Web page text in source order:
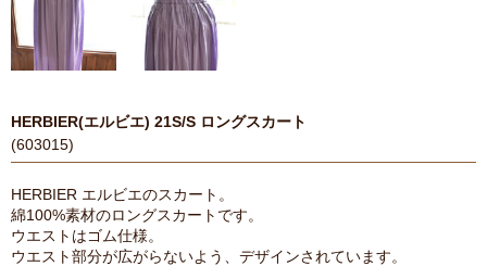
HERBIER(エルビエ) 21S/S ロングスカート
(603015)
HERBIER エルビエのスカート。
綿100%素材のロングスカートです。
ウエストはゴム仕様。
ウエスト部分が広がらないよう、デザインされています。